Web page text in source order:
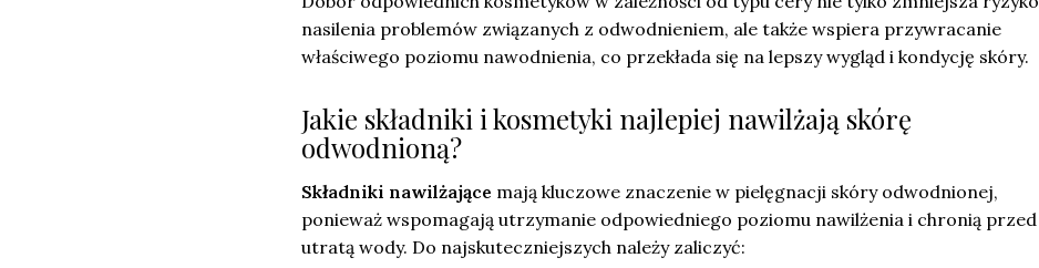
nasilenia problemów związanych z odwodnieniem, ale także wspiera przywracanie
właściwego poziomu nawodnienia, co przekłada się na lepszy wygląd i kondycję skóry.
Jakie składniki i kosmetyki najlepiej nawilżają skórę
odwodnioną?
Składniki nawilżające mają kluczowe znaczenie w pielęgnacji skóry odwodnionej,
ponieważ wspomagają utrzymanie odpowiedniego poziomu nawilżenia i chronią przed
utratą wody. Do najskuteczniejszych należy zaliczyć: